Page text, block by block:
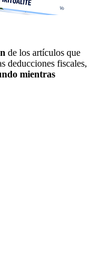
de los artículos que
deducciones fiscales,
mientras